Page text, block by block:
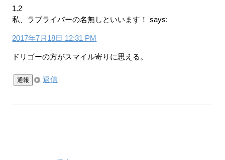
1.2
私、ラブライバーの名無しといいます！
says:
2017年7月18日 12:31 PM
ドリゴーの方がスマイル寄りに思える。
通報 返信